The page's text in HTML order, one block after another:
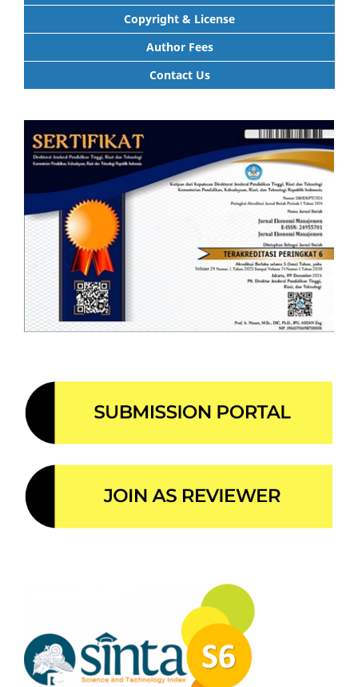
Copyright & License
Author Fees
Contact Us